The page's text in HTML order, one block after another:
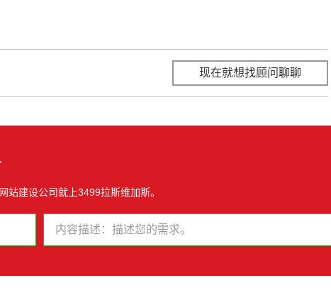
现在就想找顾问聊聊
建设公司就上3499拉斯维加斯。